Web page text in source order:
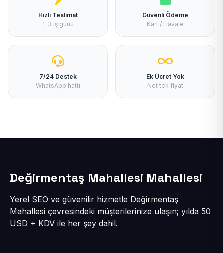
Hızlı Teslimat
1-3 iş günü
Güvenli Ödeme
Kart / Havale
7/24 Destek
WhatsApp hattı
Ek Ücret Yok
Net tek fiyat
Değirmentaş Mahallesi Mahallesi
Yerel SEO ve güvenilir hizmetle Değirmentaş
Mahallesi çevresindeki müşterilerinize ulaşın; yılda 50
USD + KDV ile her şey dahil.